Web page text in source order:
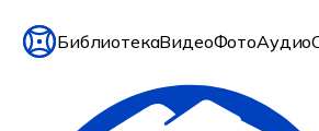
БиблиотекаВидеоФотоАудио